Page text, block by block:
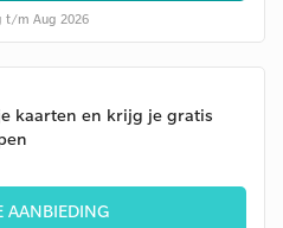
t/m Aug 2026
kaarten en krijg je gratis
AANBIEDING